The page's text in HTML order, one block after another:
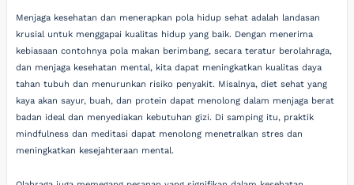
Menjaga kesehatan dan menerapkan pola hidup sehat adalah landasan
krusial untuk menggapai kualitas hidup yang baik. Dengan menerima
kebiasaan contohnya pola makan berimbang, secara teratur berolahraga,
dan menjaga kesehatan mental, kita dapat meningkatkan kualitas daya
tahan tubuh dan menurunkan risiko penyakit. Misalnya, diet sehat yang
kaya akan sayur, buah, dan protein dapat menolong dalam menjaga berat
badan ideal dan menyediakan kebutuhan gizi. Di samping itu, praktik
mindfulness dan meditasi dapat menolong menetralkan stres dan
meningkatkan kesejahteraan mental.